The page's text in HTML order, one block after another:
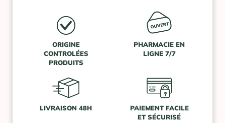
ORIGINE
CONTROLÉES
PRODUITS
PHARMACIE EN
LIGNE 7/7
LIVRAISON 48H
PAIEMENT FACILE
ET SÉCURISÉ